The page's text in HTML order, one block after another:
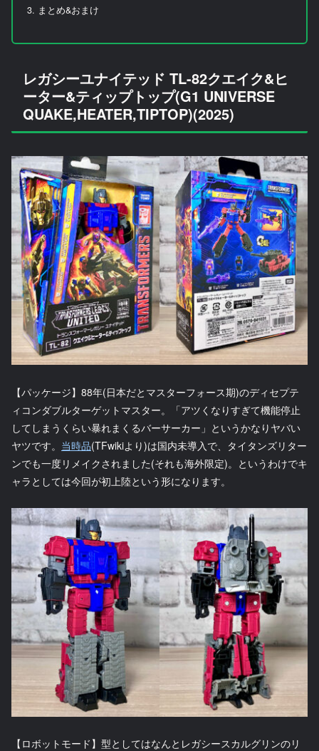
まとめ&おまけ
レガシーユナイテッド TL-82クエイク&ヒ
ーター&ティップトップ(G1 UNIVERSE
QUAKE,HEATER,TIPTOP)(2025)
【パッケージ】88年(日本だとマスターフォース期)のディセプテ
ィコンダブルターゲットマスター。「アツくなりすぎて機能停止
してしまうくらい暴れまくるバーサーカー」というかなりヤバい
ヤツです。 当時品(TFwikiより)は国内未導入で、タイタンズリター
ンでも一度リメイクされました(それも海外限定)。というわけでキ
ャラとしては今回が初上陸という形になります。
【ロボットモード】型としてはなんとレガシースカルグリンのリ